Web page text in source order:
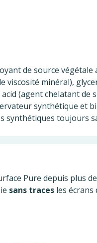
de source
viscosité minéral),
(agent chelatant
synthétique et
synthétiques toujours
Pure depuis plus
sans traces les écrans